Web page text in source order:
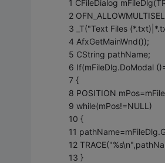
1 CFileDialog
2
3 _T("Text Files
4 AfxGetMainWnd());
5 CString pathName;
6 If(mFileDlg.DoModal
7 {
8 POSITION
9 while(mPos!=NULL)
10 {
11
12
13 }